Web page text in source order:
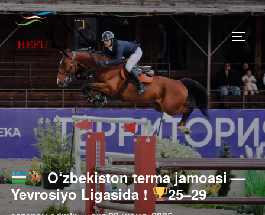
Перейти
содержимому
O‘zbekiston terma jamoasi —
Yevrosiyo Ligasida !
25–29